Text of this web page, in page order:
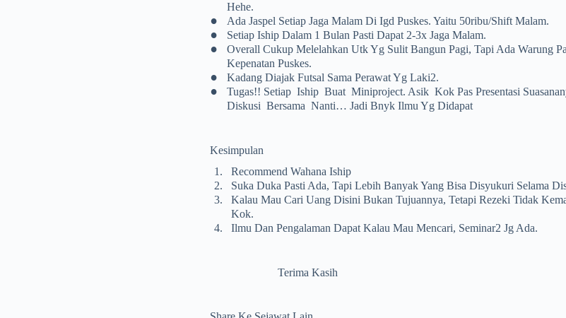
Hehe.
• Ada Jaspel Setiap Jaga Malam Di Igd Puskes. Yaitu 50ribu/shift Malam.
• Setiap Iship Dalam 1 Bulan Pasti Dapat 2-3x Jaga Malam.
•
Overall Cukup Melelahkan Utk Yg Sulit Bangun Pagi, Tapi Ada Warung
Kepenatan Puskes.
• Kadang Diajak Futsal Sama Perawat Yg Laki2.
•
Tugas!! Setiap Iship Buat Miniproject. Asik Kok Pas Presentasi
Diskusi Bersama Nanti… Jadi Bnyk Ilmu Yg Didapat
Kesimpulan
1.
Recommend Wahana Iship
2.
Suka Duka Pasti Ada, Tapi Lebih Banyak Yang Bisa Disyukuri Selama
3.
Kalau Mau Cari Uang Disini Bukan Tujuannya, Tetapi Rezeki Tidak
Kok.
4.
Ilmu Dan Pengalaman Dapat Kalau Mau Mencari, Seminar2 Jg Ada.
Terima Kasih